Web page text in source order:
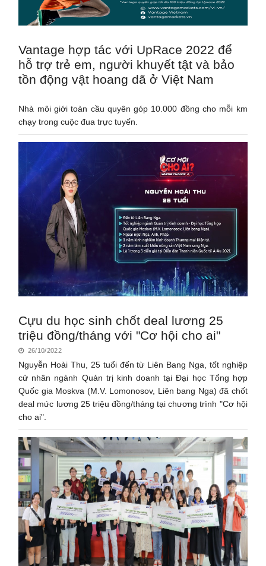
Vantage hợp tác với UpRace 2022 để
hỗ trợ trẻ em, người khuyết tật và bảo
tồn động vật hoang dã ở Việt Nam
Nhà môi giới toàn cầu quyên góp 10.000 đồng cho mỗi km
chạy trong cuộc đua trực tuyến.
Cựu du học sinh chốt deal lương 25
triệu đồng/tháng với "Cơ hội cho ai"
26/10/2022
Nguyễn Hoài Thu, 25 tuổi đến từ Liên Bang Nga, tốt nghiệp
cử nhân ngành Quản trị kinh doanh tại Đại học Tổng hợp
Quốc gia Moskva (M.V. Lomonosov, Liên bang Nga) đã chốt
deal mức lương 25 triệu đồng/tháng tại chương trình "Cơ hội
cho ai".